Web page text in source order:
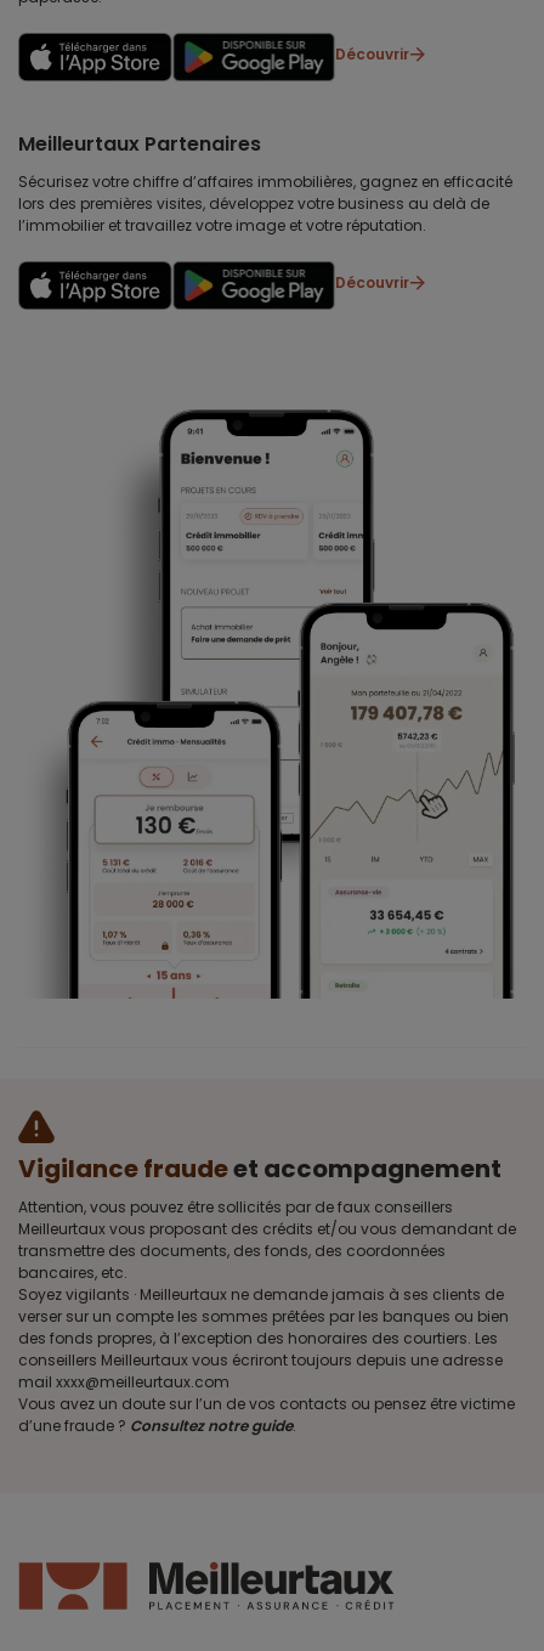
Découvrir
Meilleurtaux Partenaires
Sécurisez votre chiffre d’affaires immobilières, gagnez en efficacité
lors des premières visites, développez votre business au delà de
l’immobilier et travaillez votre image et votre réputation.
Découvrir
Vigilance fraudeet accompagnement
Attention, vous pouvez être sollicités par de faux conseillers
Meilleurtaux vous proposant des crédits et/ou vous demandant de
transmettre des documents, des fonds, des coordonnées
bancaires, etc.
Soyez vigilants · Meilleurtaux ne demande jamais à ses clients de
verser sur un compte les sommes prêtées par les banques ou bien
des fonds propres, à l’exception des honoraires des courtiers. Les
conseillers Meilleurtaux vous écriront toujours depuis une adresse
mail xxxx@meilleurtaux.com
Vous avez un doute sur l’un de vos contacts ou pensez être victime
d’une fraude ? Consultez notre guide.